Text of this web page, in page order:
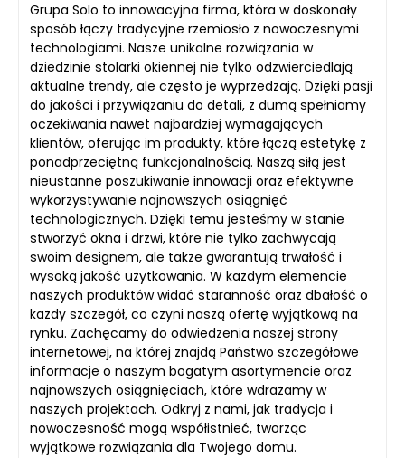
Grupa Solo to innowacyjna firma, która w doskonały
sposób łączy tradycyjne rzemiosło z nowoczesnymi
technologiami. Nasze unikalne rozwiązania w
dziedzinie stolarki okiennej nie tylko odzwierciedlają
aktualne trendy, ale często je wyprzedzają. Dzięki pasji
do jakości i przywiązaniu do detali, z dumą spełniamy
oczekiwania nawet najbardziej wymagających
klientów, oferując im produkty, które łączą estetykę z
ponadprzeciętną funkcjonalnością. Naszą siłą jest
nieustanne poszukiwanie innowacji oraz efektywne
wykorzystywanie najnowszych osiągnięć
technologicznych. Dzięki temu jesteśmy w stanie
stworzyć okna i drzwi, które nie tylko zachwycają
swoim designem, ale także gwarantują trwałość i
wysoką jakość użytkowania. W każdym elemencie
naszych produktów widać staranność oraz dbałość o
każdy szczegół, co czyni naszą ofertę wyjątkową na
rynku. Zachęcamy do odwiedzenia naszej strony
internetowej, na której znajdą Państwo szczegółowe
informacje o naszym bogatym asortymencie oraz
najnowszych osiągnięciach, które wdrażamy w
naszych projektach. Odkryj z nami, jak tradycja i
nowoczesność mogą współistnieć, tworząc
wyjątkowe rozwiązania dla Twojego domu.